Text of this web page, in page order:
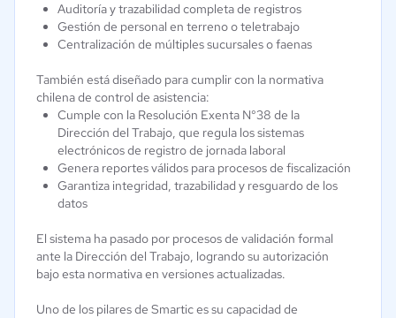
Auditoría y trazabilidad completa de registros
Gestión de personal en terreno o teletrabajo
Centralización de múltiples sucursales o faenas
También está diseñado para cumplir con la normativa
chilena de control de asistencia:
Cumple con la Resolución Exenta N°38 de la
Dirección del Trabajo, que regula los sistemas
electrónicos de registro de jornada laboral
Genera reportes válidos para procesos de fiscalización
Garantiza integridad, trazabilidad y resguardo de los
datos
El sistema ha pasado por procesos de validación formal
ante la Dirección del Trabajo, logrando su autorización
bajo esta normativa en versiones actualizadas.
Uno de los pilares de Smartic es su capacidad de